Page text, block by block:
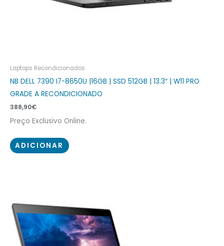
Laptops Recondicionados
NB DELL 7390 I7-8650U |16GB | SSD 512GB | 13.3″ | W11 PRO
GRADE A RECONDICIONADO
388,90€
Preço Exclusivo Online.
ADICIONAR